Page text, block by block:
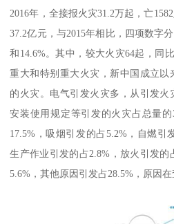
2016年，全接报火灾31.2万起，亡
37.2亿元，与2015年相比，四项数字
和14.6%。其中，较大火灾64起，同
重大和特别重大火灾，新中国成立以
的火灾。电气引发火灾多，从引发
安装使用规定等引发的火灾占总量
17.5%，吸烟引发的占5.2%，自燃引
生产作业引发的占2.8%，放火引发的
5.6%，其他原因引发占28.5%，原因在